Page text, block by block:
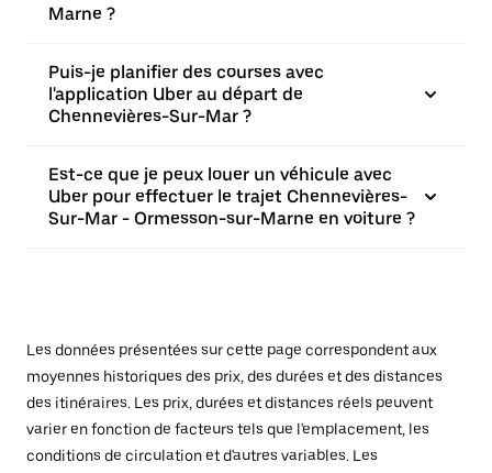
Marne ?
Puis-je planifier des courses avec
l'application Uber au départ de
Chennevières-Sur-Mar ?
Est-ce que je peux louer un véhicule avec
Uber pour effectuer le trajet Chennevières-
Sur-Mar - Ormesson-sur-Marne en voiture ?
Les données présentées sur cette page correspondent aux
moyennes historiques des prix, des durées et des distances
des itinéraires. Les prix, durées et distances réels peuvent
varier en fonction de facteurs tels que l'emplacement, les
conditions de circulation et d'autres variables. Les